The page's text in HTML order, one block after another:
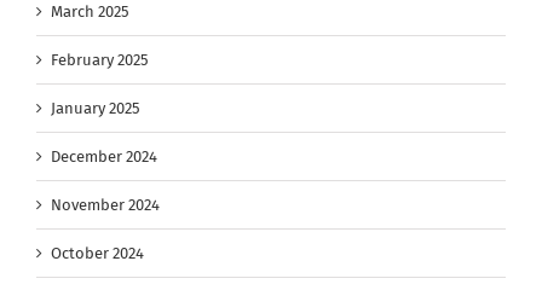
March 2025
February 2025
January 2025
December 2024
November 2024
October 2024